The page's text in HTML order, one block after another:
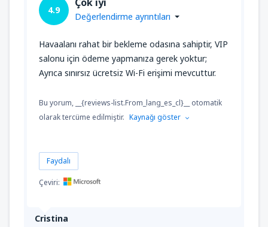
Cristina
4.9
Değerlendirme ayrıntıları
Havaalanı rahat bir bekleme odasına sahiptir, VIP
salonu için ödeme yapmanıza gerek yoktur;
Ayrıca sınırsız ücretsiz Wi-Fi erişimi mevcuttur.
Bu yorum, __{reviews-list.From_lang_es_cl}__ otomatik
olarak tercüme edilmiştir. Kaynağı göster
Faydalı
Çeviri: